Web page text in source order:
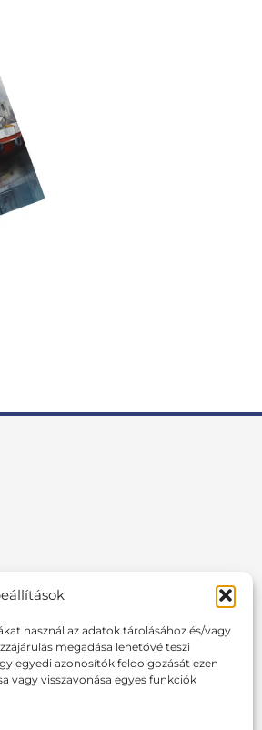
használ az adatok tárolásához és/vagy
megadása lehetővé teszi
egyedi azonosítók feldolgozását ezen
vagy visszavonása egyes funkciók